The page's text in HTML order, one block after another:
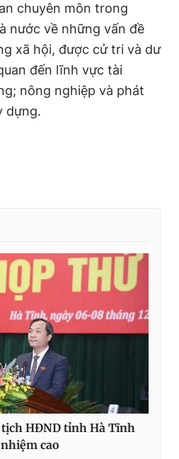
chuyên môn trong
nước về những vấn đề
xã hội, được cử tri và dư
đến lĩnh vực tài
nông nghiệp và phát
dựng.
HĐND tỉnh Hà Tĩnh
cao